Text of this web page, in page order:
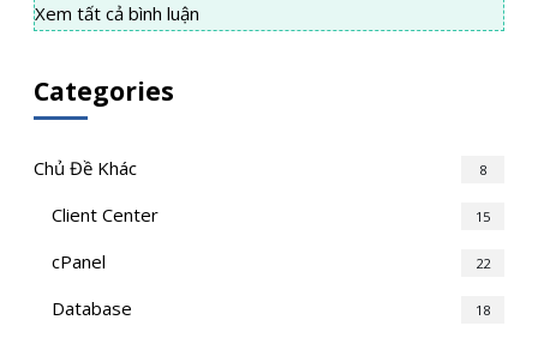
Xem tất cả bình luận
Categories
Chủ Đề Khác 8
Client Center 15
cPanel 22
Database 18